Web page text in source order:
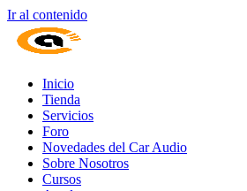
Ir al contenido
Inicio
Tienda
Servicios
Foro
Novedades del Car Audio
Sobre Nosotros
Cursos